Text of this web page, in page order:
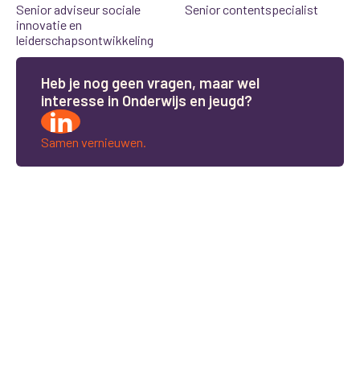
Senior adviseur sociale
innovatie en
leiderschapsontwikkeling
Senior contentspecialist
Heb je nog geen vragen, maarwel
interesse in Onderwijs en jeugd?
Samen vernieuwen.